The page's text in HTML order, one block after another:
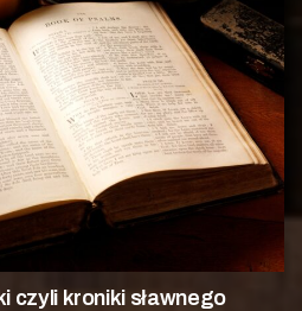
czyli kroniki sławnego